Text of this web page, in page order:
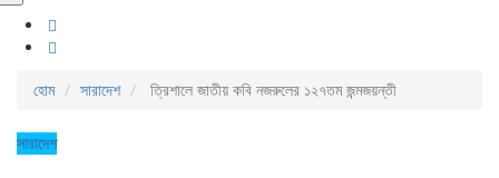
হোম সারাদেশ ত্রিশালে জাতীয় কবি নজরুলের ১২৭তম জন্মজয়ন্তী
সারাদেশ